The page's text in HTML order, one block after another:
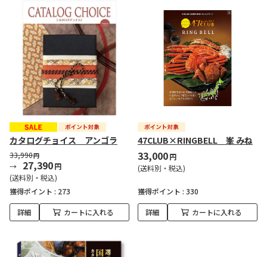
カタログチョイス アンゴラ
33,990円
27,390円
(送料別・税込)
獲得ポイント : 273
詳細 カートに入れる
47CLUB×RINGBELL 峯 みね
33,000円
(送料別・税込)
獲得ポイント : 330
詳細 カートに入れる